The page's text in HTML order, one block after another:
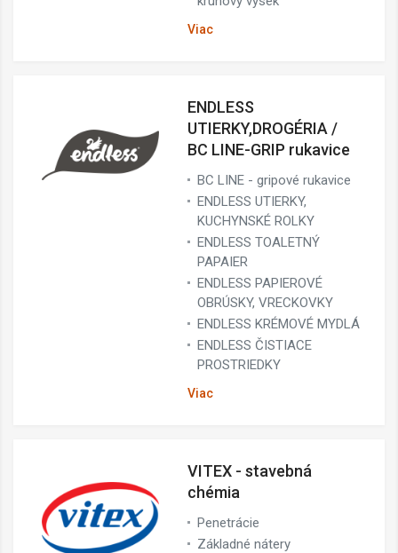
Viac
ENDLESS
UTIERKY,DROGÉRIA /
BC LINE-GRIP rukavice
BC LINE - gripové rukavice
ENDLESS UTIERKY,
KUCHYNSKÉ ROLKY
ENDLESS TOALETNÝ
PAPAIER
ENDLESS PAPIEROVÉ
OBRÚSKY, VRECKOVKY
ENDLESS KRÉMOVÉ MYDLÁ
ENDLESS ČISTIACE
PROSTRIEDKY
Viac
VITEX - stavebná
chémia
Penetrácie
Základné nátery